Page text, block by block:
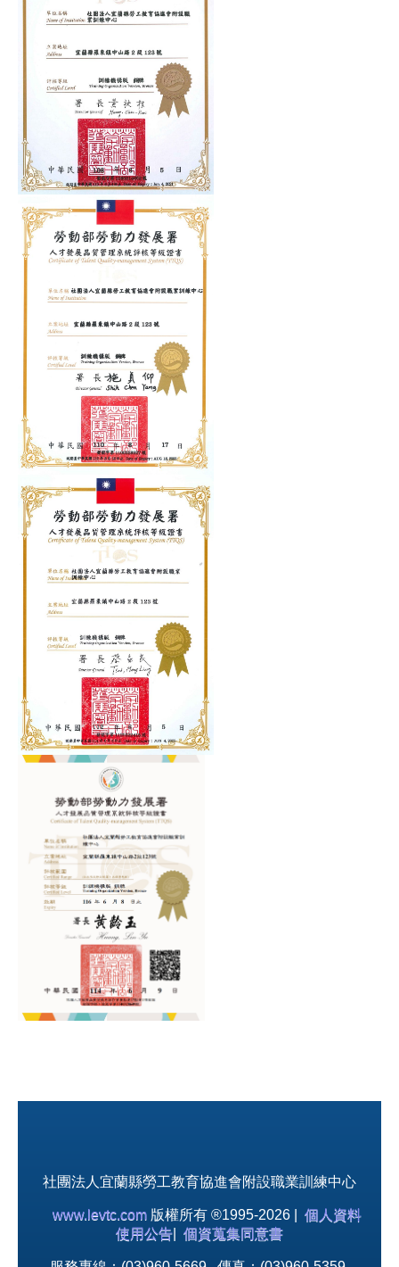
社團法人宜蘭縣勞工教育協進會附設職業訓練中心
www.levtc.com 版權所有 ®1995-2026 | 個人資料
使用公告
個資蒐集同意書